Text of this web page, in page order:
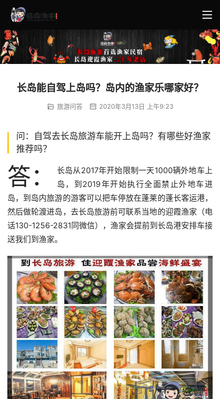
长岛能自驾上岛吗？岛内的渔家乐哪家好？
旅游问答 2020年3月13日 上午9:23
问：自驾去长岛旅游车能开上岛吗？有哪些好渔家
推荐吗？
答：
长岛从2017年开始限制一天1000辆外地车上
岛，到2019年开始执行全面禁止外地车进
岛，到岛内旅游的游客可以把车停放在蓬莱的蓬长客运港，
然后做轮渡进岛，去长岛旅游前可联系当地的迎霞渔家（电
话130-1256-2831同微信），渔家会提前到长岛港安排车接
送我们到渔家。